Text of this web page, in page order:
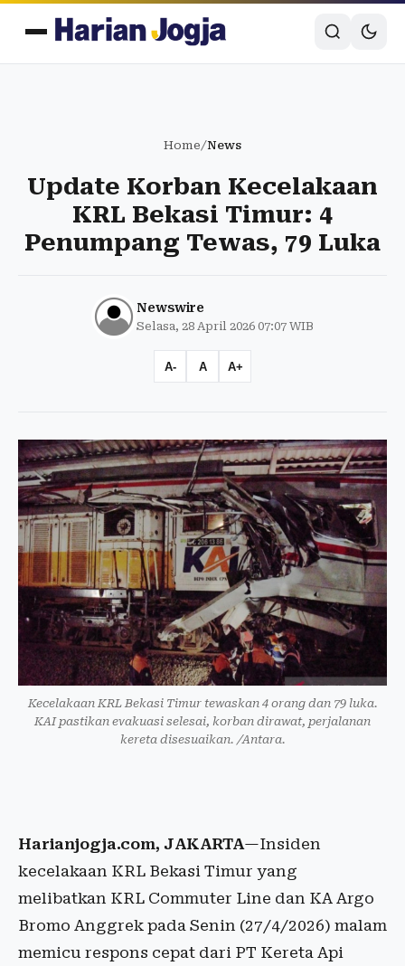
Home/News
Update Korban Kecelakaan
KRL Bekasi Timur: 4
Penumpang Tewas, 79 Luka
Newswire
Selasa, 28 April 2026 07:07 WIB
A- A A+
Kecelakaan KRL Bekasi Timur tewaskan 4 orang dan 79 luka.
KAI pastikan evakuasi selesai, korban dirawat, perjalanan
kereta disesuaikan. /Antara.
Harianjogja.com, JAKARTA—Insiden
kecelakaan KRL Bekasi Timur yang
melibatkan KRL Commuter Line dan KA Argo
Bromo Anggrek pada Senin (27/4/2026) malam
memicu respons cepat dari PT Kereta Api